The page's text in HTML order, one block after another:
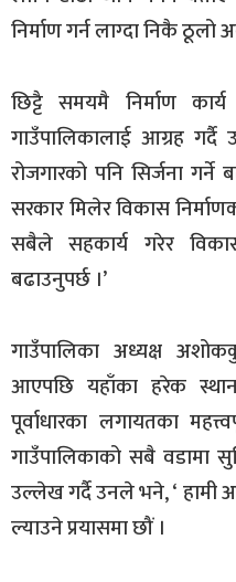
निर्माण गर्न लाग्दा निकै ठूलो
छिट्टै समयमै निर्माण
गाउँपालिकालाई आग्रह
रोजगारको पनि सिर्जना गर्ने
सरकार मिलेर विकास
सबैले सहकार्य गरेर
बढाउनुपर्छ ।’
गाउँपालिका अध्यक्ष
आएपछि यहाँका हरेक
पूर्वाधारका लगायतका
गाउँपालिकाको सबै वडामा
उल्लेख गर्दै उनले भने, ‘ हामी
ल्याउने प्रयासमा छौं ।